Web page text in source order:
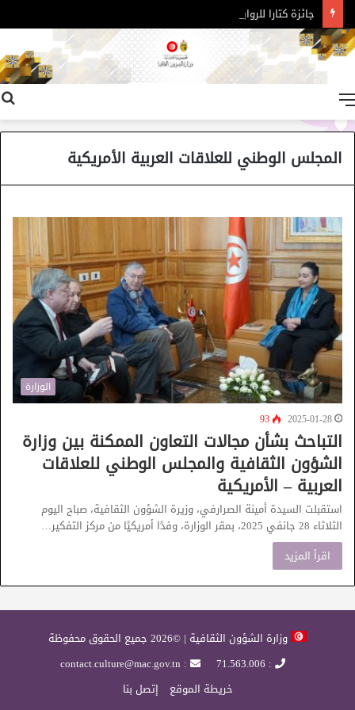
جائزة كتارا للرواية العربية – الدورة 11
المجلس الوطني للعلاقات العربية الأمريكية
الوزارة
2025-01-28
93
التباحث بشأن مجالات التعاون الممكنة بين وزارة
الشؤون الثقافية والمجلس الوطني للعلاقات
العربية – الأمريكية
استقبلت السيدة أمينة الصرارفي، وزيرة الشؤون الثقافية، صباح اليوم
الثلاثاء 28 جانفي 2025، بمقر الوزارة، وفدًا أمريكيًا من مركز التفكير…
اقرأ المزيد
وزارة الشؤون الثقافية | ©2026 جميع الحقوق محفوظة
: 71.563.006
: contact.culture@mac.gov.tn
خريطة الموقع
إتصل بنا